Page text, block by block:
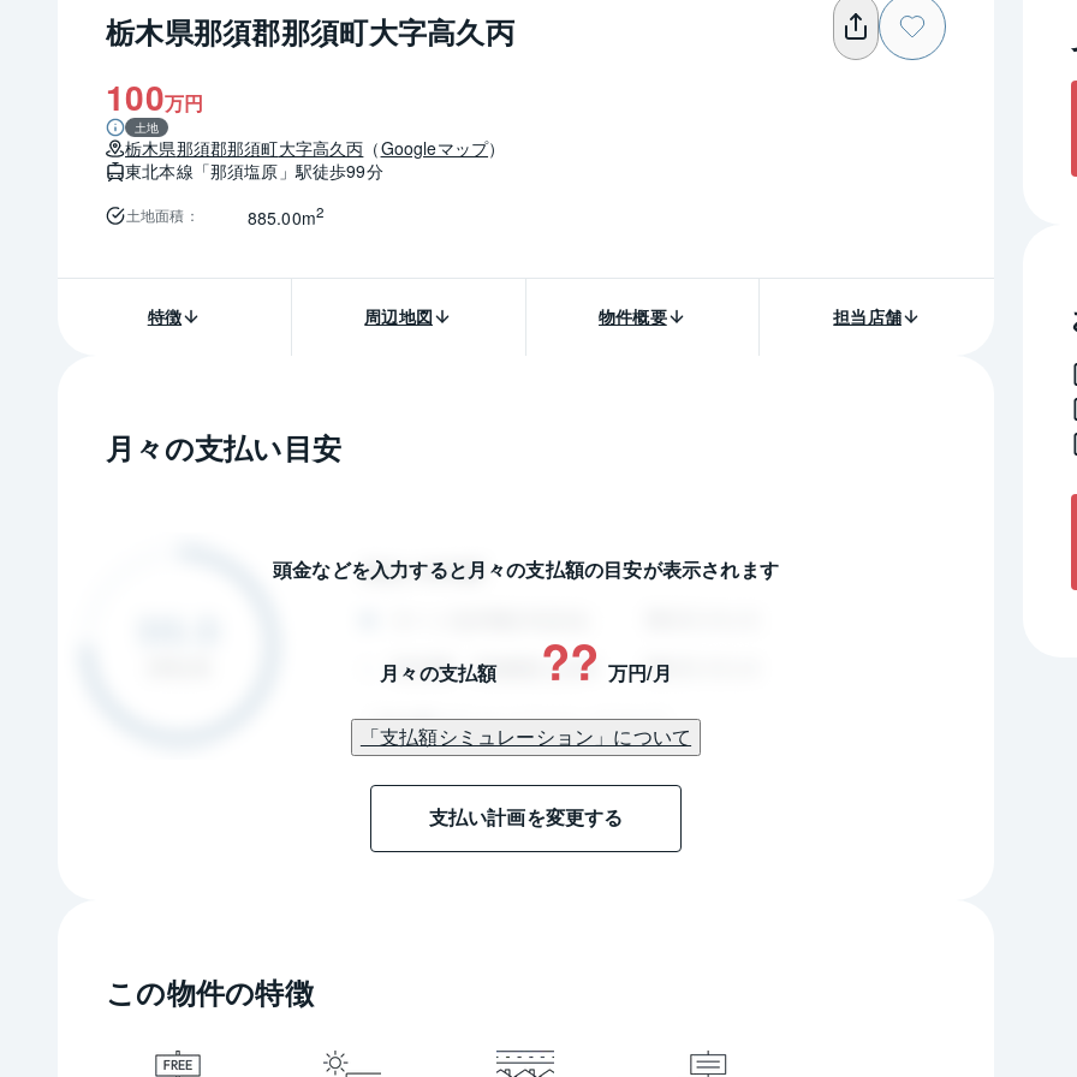
栃木県那須郡那須町大字高久丙
100万円
土地
栃木県那須郡那須町大字高久丙 （Googleマップ）
東北本線 「那須塩原」駅徒歩99分
土地面積 ： 885.00m2
特徴 周辺地図 物件概要 担当店舗
月々の支払い目安
頭金などを入力すると月々の支払額の目安が表示されます
月々の支払額 ?? 万円/月
「支払額シミュレーション」について
支払い計画を変更する
この物件の特徴